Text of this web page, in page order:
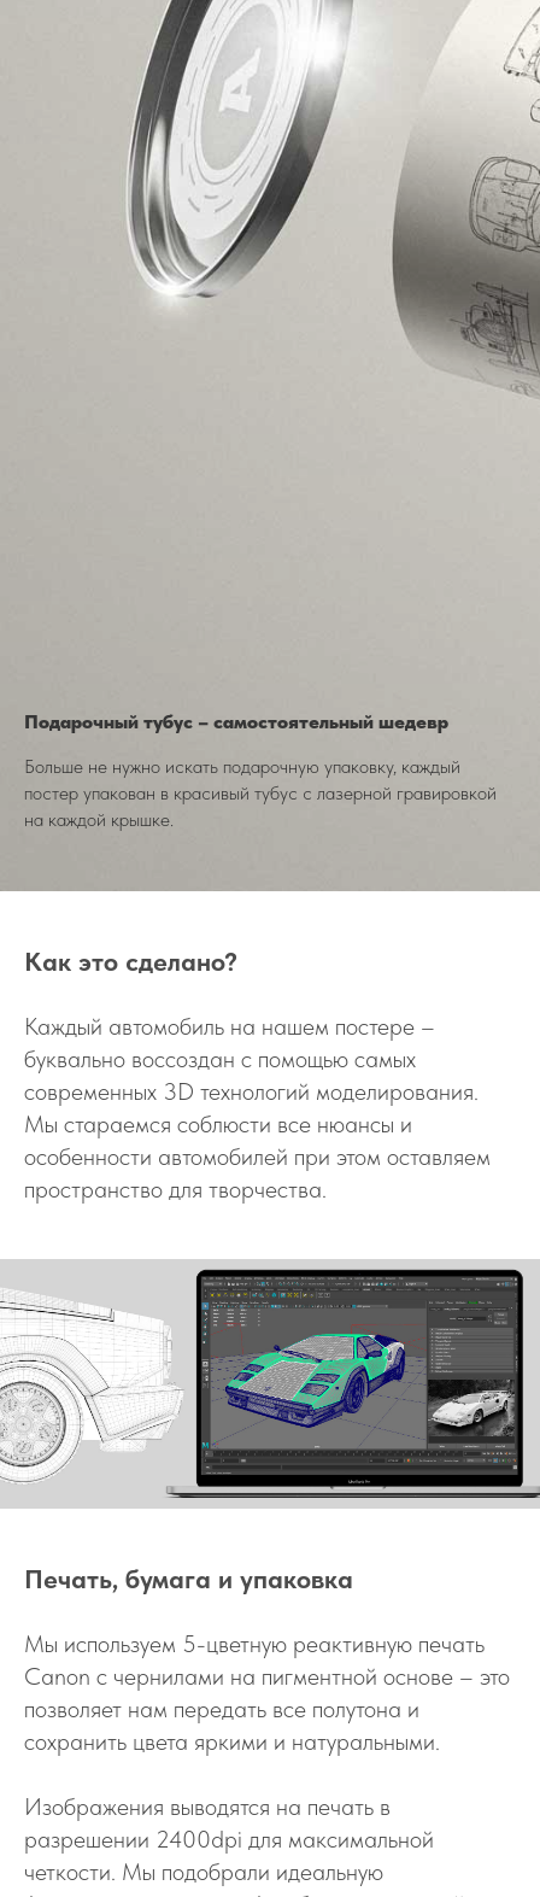
Подарочный тубус – самостоятельный шедевр
Больше не нужно искать подарочную упаковку, каждый
постер упакован в красивый тубус с лазерной гравировкой
на каждой крышке.
Как это сделано?
Каждый автомобиль на нашем постере –
буквально воссоздан с помощью самых
современных 3D технологий моделирования.
Мы стараемся соблюсти все нюансы и
особенности автомобилей при этом оставляем
пространство для творчества.
Печать, бумага и упаковка
Мы используем 5-цветную реактивную печать
Canon с чернилами на пигментной основе – это
позволяет нам передать все полутона и
сохранить цвета яркими и натуральными.
Изображения выводятся на печать в
разрешении 2400dpi для максимальной
четкости. Мы подобрали идеальную